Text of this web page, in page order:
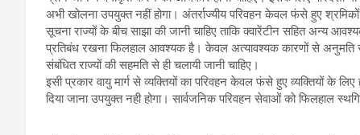
अभी खोलना उपयुक्त नहीं होगा। अंतर्राज्यीय परिवहन केवल फंसे हुए
सूचना राज्यों के बीच साझा की जानी चाहिए ताकि क्वारेंटीन सहित अन्य
प्रतिबंध रखना फिलहाल आवश्यक है। केवल अत्यावश्यक कारणों से अनुमति
संबंधित राज्यों की सहमति से ही चलायी जानी चाहिए।
इसी प्रकार वायु मार्ग से व्यक्तियों का परिवहन केवल फंसे हुए व्यक्तियों के
दिया जाना उपयुक्त नही होगा। सार्वजनिक परिवहन सेवाओं को फिलहाल